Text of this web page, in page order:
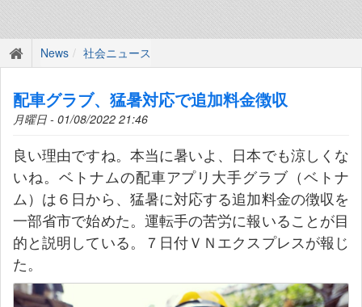
News 社会ニュース
配車グラブ、猛暑対応で追加料金徴収
月曜日 - 01/08/2022 21:46
良い理由ですね。本当に暑いよ、日本でも涼しくな
いね。ベトナムの配車アプリ大手グラブ（ベトナ
ム）は６日から、猛暑に対応する追加料金の徴収を
一部省市で始めた。運転手の苦労に報いることが目
的と説明している。７日付ＶＮエクスプレスが報じ
た。